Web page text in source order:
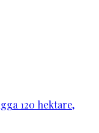
120 hektare,